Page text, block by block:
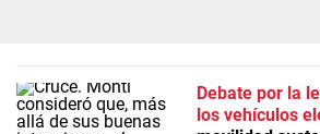
Debate por la
los vehículos